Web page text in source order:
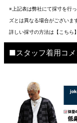
※上記表は弊社にて採寸を行
ズとは異なる場合がございま
詳しい採寸の方法は 【こちら
■スタッフ着用コメ